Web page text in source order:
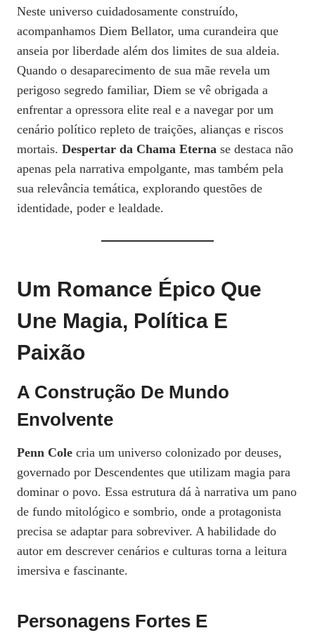
Neste universo cuidadosamente construído,
acompanhamos Diem Bellator, uma curandeira que
anseia por liberdade além dos limites de sua aldeia.
Quando o desaparecimento de sua mãe revela um
perigoso segredo familiar, Diem se vê obrigada a
enfrentar a opressora elite real e a navegar por um
cenário político repleto de traições, alianças e riscos
mortais. Despertar da Chama Eterna se destaca não
apenas pela narrativa empolgante, mas também pela
sua relevância temática, explorando questões de
identidade, poder e lealdade.
Um Romance Épico Que
Une Magia, Política E
Paixão
A Construção De Mundo
Envolvente
Penn Cole cria um universo colonizado por deuses,
governado por Descendentes que utilizam magia para
dominar o povo. Essa estrutura dá à narrativa um pano
de fundo mitológico e sombrio, onde a protagonista
precisa se adaptar para sobreviver. A habilidade do
autor em descrever cenários e culturas torna a leitura
imersiva e fascinante.
Personagens Fortes E